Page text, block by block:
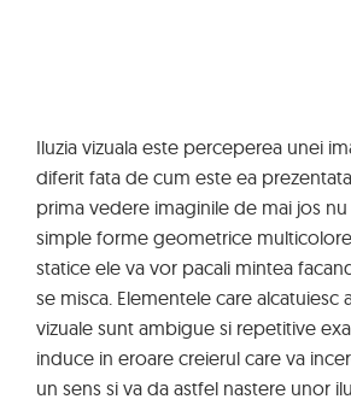
Iluzia vizuala este perceperea unei
diferit fata de cum este ea
prima vedere imaginile de mai jos
simple forme geometrice
statice ele va vor pacali mintea
se misca. Elementele care alcatuiesc
vizuale sunt ambigue si repetitive
induce in eroare creierul care va
un sens si va da astfel nastere unor